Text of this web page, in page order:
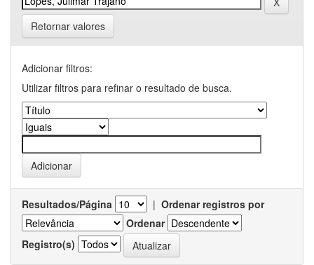
Retornar valores
Adicionar filtros:
Utilizar filtros para refinar o resultado de busca.
Resultados/Página | Ordenar registros por
Ordenar
Registro(s)